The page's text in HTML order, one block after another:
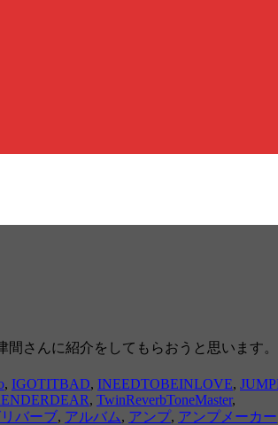
間さんに紹介をしてもらおうと思います
, IGOTITBAD, INEEDTOBEINLOVE,
, TwinReverbToneMaster,
バーブ, アルバム, アンプ, アンプメーカー